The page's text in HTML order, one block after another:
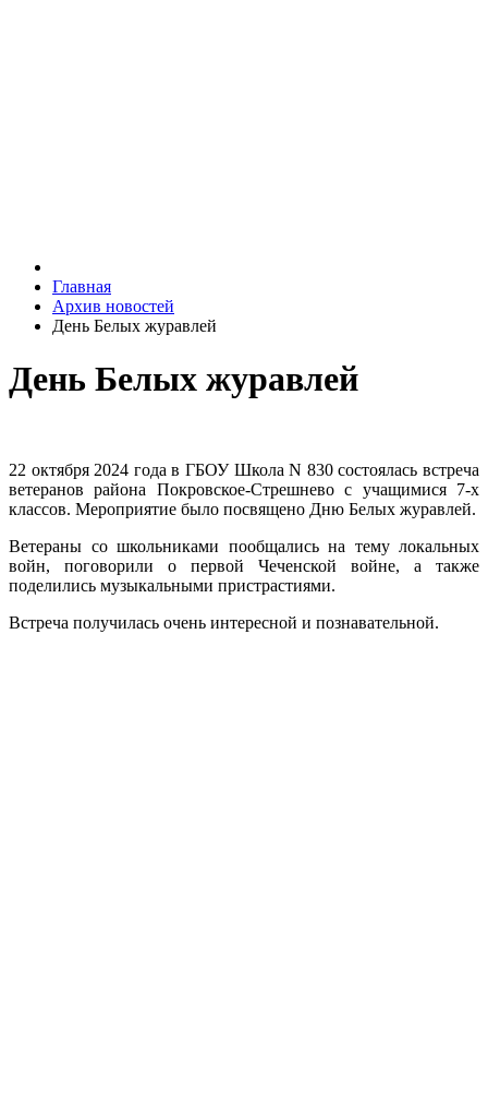
Главная
Архив новостей
День Белых журавлей
День Белых журавлей
22 октября 2024 года в ГБОУ Школа N 830 состоялась встреча
ветеранов района Покровское-Стрешнево с учащимися 7-х
классов. Мероприятие было посвящено Дню Белых журавлей.
Ветераны со школьниками пообщались на тему локальных
войн, поговорили о первой Чеченской войне, а также
поделились музыкальными пристрастиями.
Встреча получилась очень интересной и познавательной.